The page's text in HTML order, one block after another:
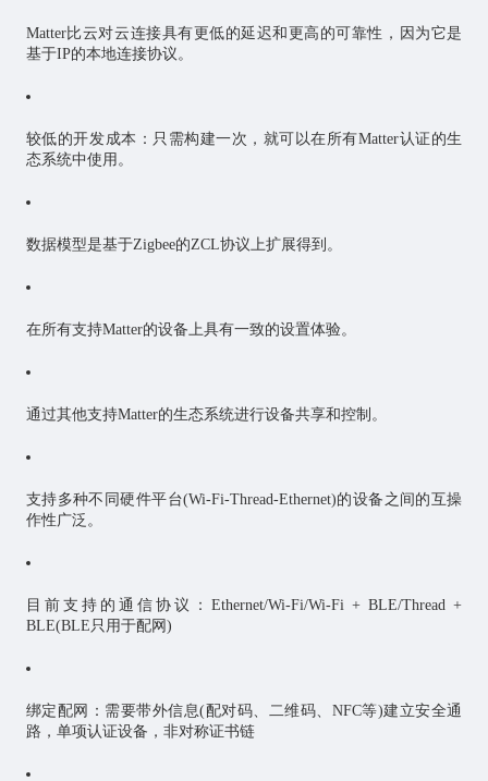
Matter比云对云连接具有更低的延迟和更高的可靠性，因为它是
基于IP的本地连接协议。
较低的开发成本：只需构建一次，就可以在所有Matter认证的生
态系统中使用。
数据模型是基于Zigbee的ZCL协议上扩展得到。
在所有支持Matter的设备上具有一致的设置体验。
通过其他支持Matter的生态系统进行设备共享和控制。
支持多种不同硬件平台(Wi-Fi-Thread-Ethernet)的设备之间的互操
作性广泛。
目前支持的通信协议：Ethernet/Wi-Fi/Wi-Fi + BLE/Thread +
BLE(BLE只用于配网)
绑定配网：需要带外信息(配对码、二维码、NFC等)建立安全通
路，单项认证设备，非对称证书链